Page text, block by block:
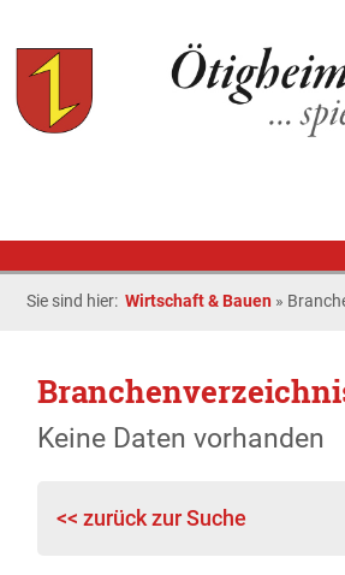
Sie sind hier:Wirtschaft & Bauen »
Keine Daten vorhanden
<< zurück zur Suche